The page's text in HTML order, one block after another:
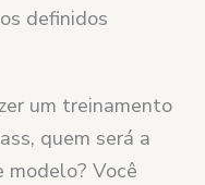
definidos
um treinamento
quem será a
modelo? Você